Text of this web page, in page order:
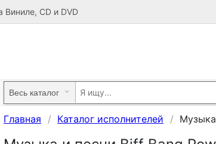
CD и DVD
Главная Каталог исполнителей